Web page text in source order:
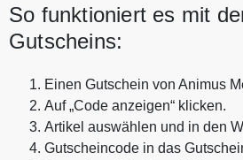
So funktioniert es mit
Gutscheins:
Einen Gutschein von Animus
Auf „Code anzeigen“ klicken.
Artikel auswählen und in den
Gutscheincode in das